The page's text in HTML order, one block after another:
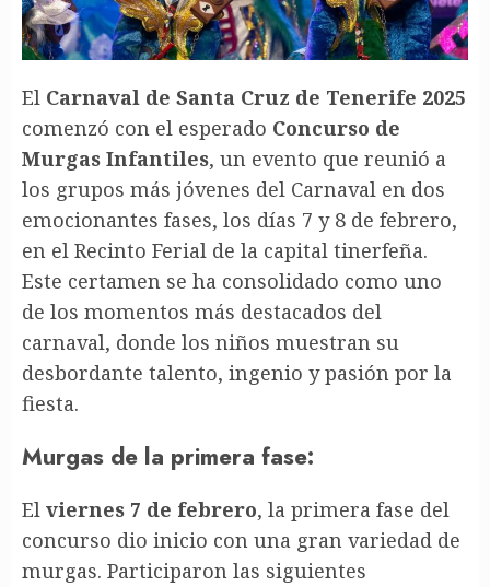
El Carnaval de Santa Cruz de Tenerife 2025
comenzó con el esperado Concurso de
Murgas Infantiles, un evento que reunió a
los grupos más jóvenes del Carnaval en dos
emocionantes fases, los días 7 y 8 de febrero,
en el Recinto Ferial de la capital tinerfeña.
Este certamen se ha consolidado como uno
de los momentos más destacados del
carnaval, donde los niños muestran su
desbordante talento, ingenio y pasión por la
fiesta.
Murgas de la primera fase:
El viernes 7 de febrero, la primera fase del
concurso dio inicio con una gran variedad de
murgas. Participaron las siguientes